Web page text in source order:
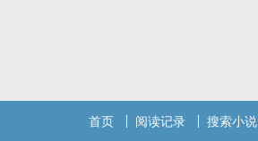
首页 阅读记录 搜索小说